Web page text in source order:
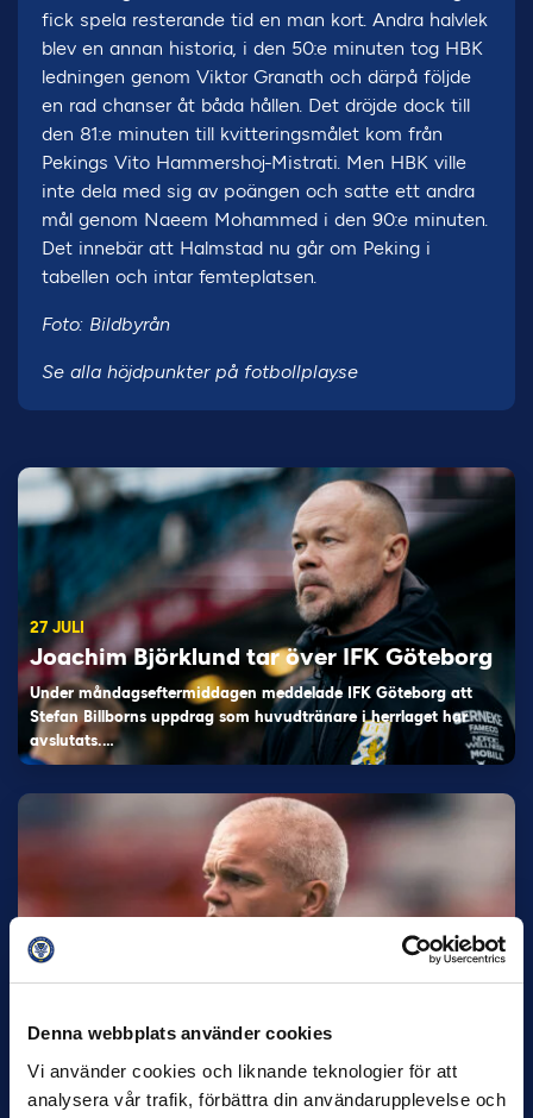
Denna webbplats använder cookies
Vi använder cookies och liknande teknologier för att
analysera vår trafik, förbättra din användarupplevelse och
fick spela resterande tid en man kort. Andra halvlek
blev en annan historia, i den 50:e minuten tog HBK
ledningen genom Viktor Granath och därpå följde
en rad chanser åt båda hållen. Det dröjde dock till
den 81:e minuten till kvitteringsmålet kom från
Pekings Vito Hammershoj-Mistrati. Men HBK ville
inte dela med sig av poängen och satte ett andra
mål genom Naeem Mohammed i den 90:e minuten.
Det innebär att Halmstad nu går om Peking i
tabellen och intar femteplatsen.
Foto: Bildbyrån
Se alla höjdpunkter på fotbollplay.se
27 JULI
Joachim Björklund tar över IFK Göteborg
Under måndagseftermiddagen meddelade IFK Göteborg att
Stefan Billborns uppdrag som huvudtränare i herrlaget har
avslutats.…
Helstrup ny tränare i Malmö FF
Inleder mot…